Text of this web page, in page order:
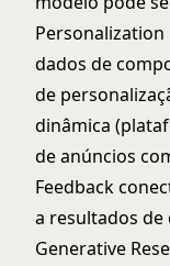
Personalization
dados de
de
dinâmica
de anúncios
Feedback
a resultados de
Generative